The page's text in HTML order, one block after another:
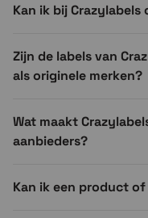
Kan ik bij
Zijn de labels van
als originele merken?
Wat maakt
aanbieders?
Kan ik een product